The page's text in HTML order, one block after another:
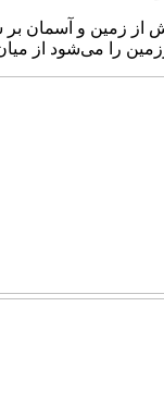
از زمین و آسمان بر
را می‌شود از